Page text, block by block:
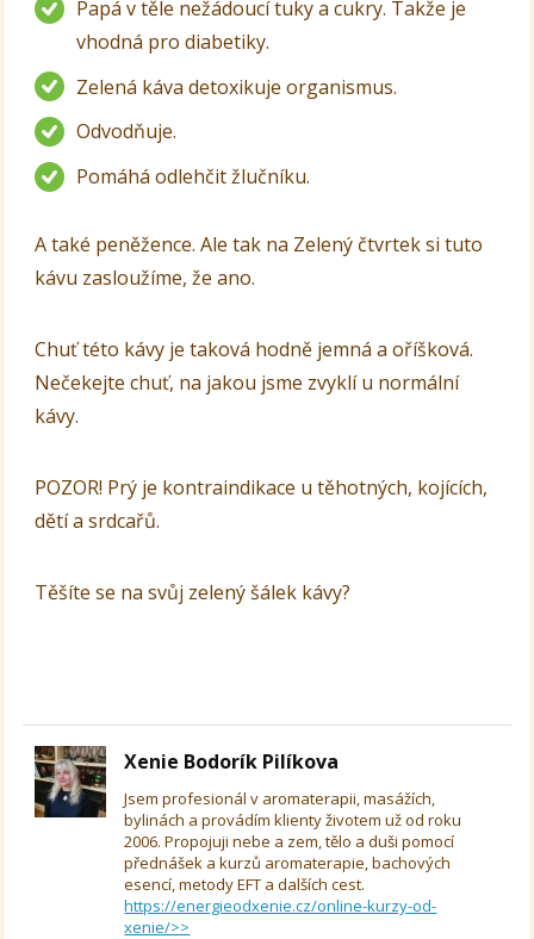
Papá v těle nežádoucí tuky a cukry. Takže je
vhodná pro diabetiky.
Zelená káva detoxikuje organismus.
Odvodňuje.
Pomáhá odlehčit žlučníku.
A také peněžence. Ale tak na Zelený čtvrtek si tuto
kávu zasloužíme, že ano.
Chuť této kávy je taková hodně jemná a oříšková.
Nečekejte chuť, na jakou jsme zvyklí u normální
kávy.
POZOR! Prý je kontraindikace u těhotných, kojících,
dětí a srdcařů.
Těšíte se na svůj zelený šálek kávy?
Xenie Bodorík Pilíkova
Jsem profesionál v aromaterapii, masážích,
bylinách a provádím klienty životem už od roku
2006. Propojuji nebe a zem, tělo a duši pomocí
přednášek a kurzů aromaterapie, bachových
esencí, metody EFT a dalších cest.
https://energieodxenie.cz/online-kurzy-od-
xenie/>>